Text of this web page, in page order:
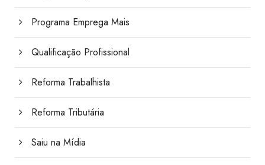
Programa Emprega Mais
Qualificação Profissional
Reforma Trabalhista
Reforma Tributária
Saiu na Mídia